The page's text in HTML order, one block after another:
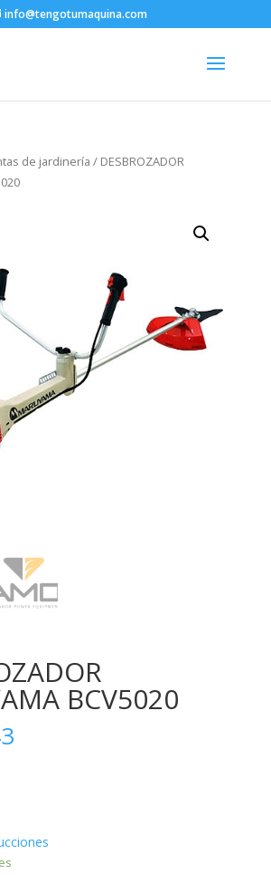
info@tengotumaquina.com
de jardinería / DESBROZADOR
BCV5020